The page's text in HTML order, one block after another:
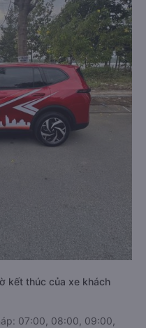
kết thúc của xe khách
07:00, 08:00, 09:00,